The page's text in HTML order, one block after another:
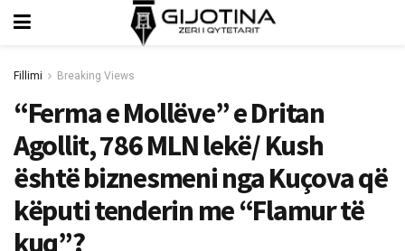
Fillimi Breaking Views
“Ferma e Mollëve” e Dritan
Agollit, 786 MLN lekë/ Kush
është biznesmeni nga Kuçova që
këputi tenderin me “Flamur të
kuq”?